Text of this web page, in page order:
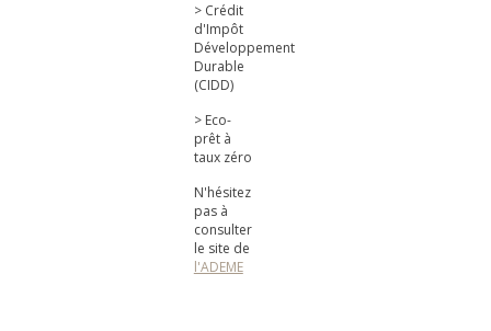
> Crédit
d'Impôt
Développement
Durable
(CIDD)
> Eco-
prêt à
taux zéro
N'hésitez
pas à
consulter
le site de
l'ADEME